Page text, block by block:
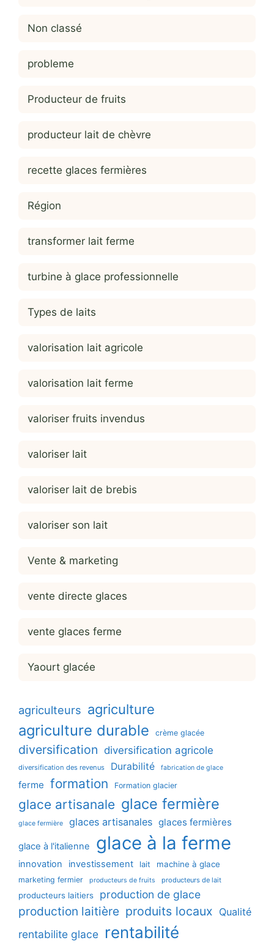
Non classé
probleme
Producteur de fruits
producteur lait de chèvre
recette glaces fermières
Région
transformer lait ferme
turbine à glace professionnelle
Types de laits
valorisation lait agricole
valorisation lait ferme
valoriser fruits invendus
valoriser lait
valoriser lait de brebis
valoriser son lait
Vente & marketing
vente directe glaces
vente glaces ferme
Yaourt glacée
agriculteurs agriculture
agriculture durable crème glacée
diversification diversification agricole
diversification des revenus Durabilité fabrication de glace
ferme formation Formation glacier
glace artisanale glace fermière
glace fermière glaces artisanales glaces fermières
glace à l'italienne glace à la ferme
innovation investissement lait machine à glace
marketing fermier producteurs de fruits producteurs de lait
producteurs laitiers production de glace
production laitière produits locaux Qualité
rentabilite glace rentabilité